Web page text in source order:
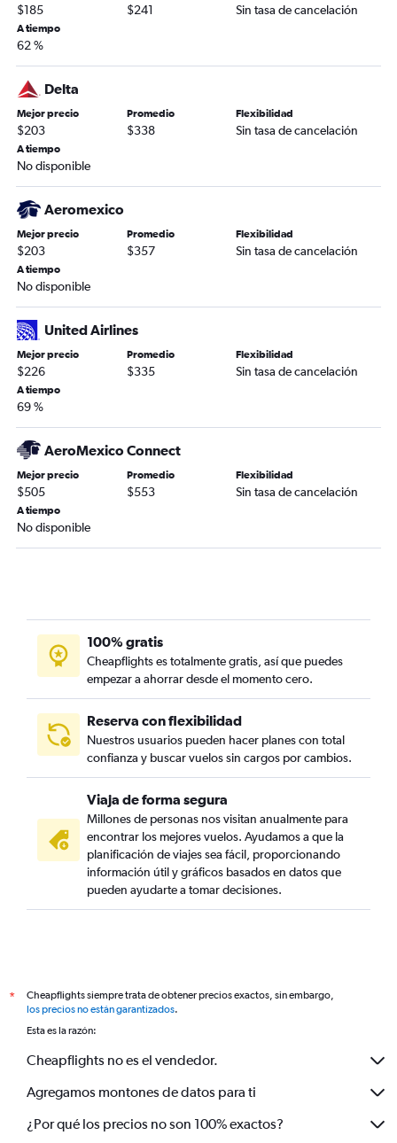
$185 $241 Sin tasa de cancelación
A tiempo
62 %
Delta
Mejor precio
$203
Promedio
$338
Flexibilidad
Sin tasa de cancelación
A tiempo
No disponible
Aeromexico
Mejor precio
$203
Promedio
$357
Flexibilidad
Sin tasa de cancelación
A tiempo
No disponible
United Airlines
Mejor precio
$226
Promedio
$335
Flexibilidad
Sin tasa de cancelación
A tiempo
69 %
AeroMexico Connect
Mejor precio
$505
Promedio
$553
Flexibilidad
Sin tasa de cancelación
A tiempo
No disponible
100% gratis
Cheapflights es totalmente gratis, así que puedes
empezar a ahorrar desde el momento cero.
Reserva con flexibilidad
Nuestros usuarios pueden hacer planes con total
confianza y buscar vuelos sin cargos por cambios.
Viaja de forma segura
Millones de personas nos visitan anualmente para
encontrar los mejores vuelos. Ayudamos a que la
planificación de viajes sea fácil, proporcionando
información útil y gráficos basados en datos que
pueden ayudarte a tomar decisiones.
*
Cheapflights siempre trata de obtener precios exactos, sin embargo,
los precios no están garantizados.
Esta es la razón:
Cheapflights no es el vendedor.
Agregamos montones de datos para ti
¿Por qué los precios no son 100% exactos?